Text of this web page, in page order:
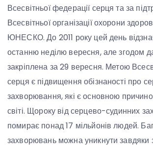
Всесвітньої федерації серця та за
Всесвітньої організації охорони
ЮНЕСКО. До 2011 року цей день
останню неділю вересня, але згодом
закріплена за 29 вересня. Метою
серця є підвищення обізнаності про
захворювання, які є основною
світі. Щороку від серцево-судинних
помирає понад 17 мільйонів людей.
захворювань можна уникнути завдяки